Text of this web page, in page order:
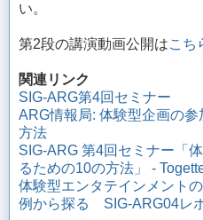
い。
第2段の講演動画公開はこち
関連リンク
SIG-ARG第4回セミナー
ARG情報局: 体験型企画の
方法
SIG-ARG 第4回セミナー「
るための10の方法」 -
体験型エンタテインメント
例から探る SIG-ARG04レ